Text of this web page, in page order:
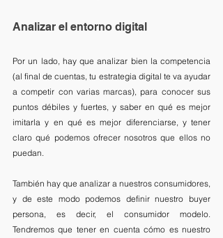
Analizar el entorno digital
Por un lado, hay que analizar bien la competencia
(al final de cuentas, tu estrategia digital te va ayudar
a competir con varias marcas), para conocer sus
puntos débiles y fuertes, y saber en qué es mejor
imitarla y en qué es mejor diferenciarse, y tener
claro qué podemos ofrecer nosotros que ellos no
puedan.
También hay que analizar a nuestros consumidores,
y de este modo podemos definir nuestro buyer
persona, es decir, el consumidor modelo.
Tendremos que tener en cuenta cómo es nuestro